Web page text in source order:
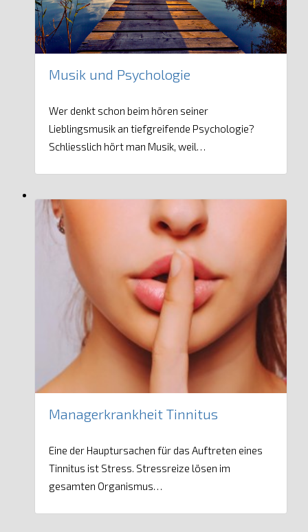
Musik und Psychologie
Wer denkt schon beim hören seiner
Lieblingsmusik an tiefgreifende Psychologie?
Schliesslich hört man Musik, weil…
Managerkrankheit Tinnitus
Eine der Hauptursachen für das Auftreten eines
Tinnitus ist Stress. Stressreize lösen im
gesamten Organismus…